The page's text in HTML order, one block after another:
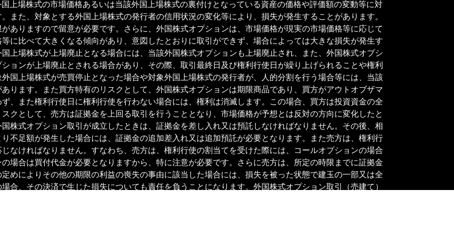
上場株式の市場価格あるいは当該外国上場株式の裏付けとなっている資産の価格や評価額の変動等に対
また、対象とする外国上場株式の発行者の信用状況の変化等により、損失が発生することがあります。
ありますので留意が必要です。さらに、外国株式オプションは、市場価格が現実の市場価格等に応じて
に比べて大きくなる傾向があり、意図したとおりに取引ができず、場合によっては大きな損失が発生す
上場株式が上場廃止となる場合には、当該外国株式オプションも上場廃止され、また、外国株式オプシ
ョンが上場廃止とされる場合があり、その際、取引最終日及び権利行使日が繰り上げられることや権利
国上場株式が売買停止となった場合や対象外国上場株式の発行者が、人的分割を行う場合等には、当該
ります。また買方特有のリスクとして、外国株式オプションは期限商品であり、買方がアウトオブザマ
、また権利行使日に権利行使を行わない場合には、権利は消滅します。この場合、買方は投資資金の全
クとして、売方は証拠金を上回る取引を行うこととなり、市場価格が予想とは反対の方向に変化したと
株式オプション取引が成立したときは、証拠金を差し入れ又は預託しなければなりません。その後、相
不足額が発生した場合には、証拠金の追加差入れ又は追加預託が必要となります。また売方は、権利行
なければなりません。すなわち、売方は、権利行使の割当てを受けた際には、コールオプションの場合
場合は買付代金が必要となりますから、特に注意が必要です。さらに売方は、所定の時限までに証拠金
めによりその他の期限の利益の喪失の事由に該当した場合には、損失を被った状態で建玉の一部又は全
合、その決済で生じた損失についても責任を負うことになります。外国株式オプション取引（売建て）